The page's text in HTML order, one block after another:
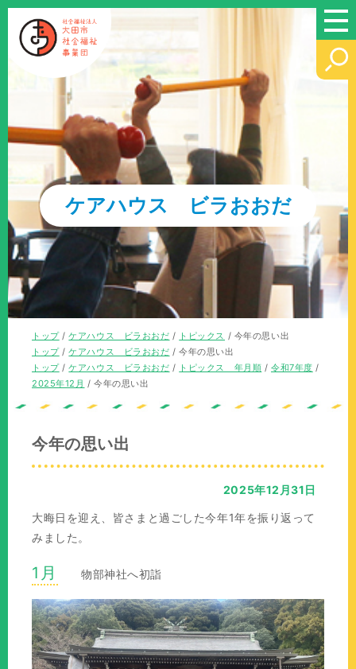
このページの本文へ
ケアハウス ビラおおだ
現
在
の
位
トップ/ケアハウス ビラおおだ / トピックス / 今年の思い出
現
在
の
トップ/ケアハウス ビラおおだ /今年の思い出
現
在
トップ/ケアハウス ビラおおだ / トピックス 年月順 / 令和7年度 /
2025年12月 /今年の思い出
今年の思い出
2025年12月31日
大晦日を迎え、皆さまと過ごした今年1年を振り返って
みました。
1月 物部神社へ初詣